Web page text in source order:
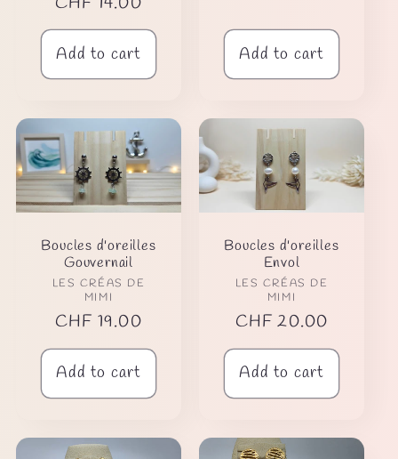
price
Add to cart Add to cart
Boucles d'oreilles
Gouvernail
Vendor:
LES CRÉAS DE
MIMI
Regular
price
CHF 19.00
Add to cart
Boucles d'oreilles
Envol
Vendor:
LES CRÉAS DE
MIMI
Regular
price
CHF 20.00
Add to cart